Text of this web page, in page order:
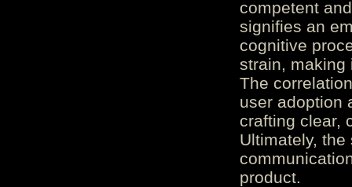
competent
signifies an
cognitive
strain, making
The
user adoption
crafting clear,
Ultimately,
product.